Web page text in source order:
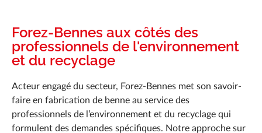
Forez-Bennes aux côtés des
professionnels de l'environnement
et du recyclage
Acteur engagé du secteur, Forez-Bennes met son savoir-
faire en fabrication de benne au service des
professionnels de l’environnement et du recyclage qui
formulent des demandes spécifiques. Notre approche sur